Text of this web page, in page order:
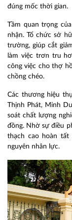
đúng mốc thời gian.
Tầm quan trọng
nhận. Tổ chức sở
trường, giúp cắt
làm việc trơn tru
công việc cho thợ
chồng chéo.
Các thương hiệu
Thịnh Phát, Minh
soát chất lượng
đồng. Nhờ sự điều
thạch cao hoàn tất
nguyên nhân lực.